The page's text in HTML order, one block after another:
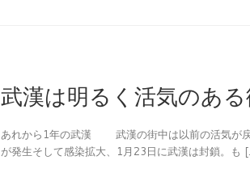
武漢は明るく活気のあ
あれから1年の武漢 武漢の街中は以前の活気が
が発生そして感染拡大、1月23日に武漢は封鎖。も